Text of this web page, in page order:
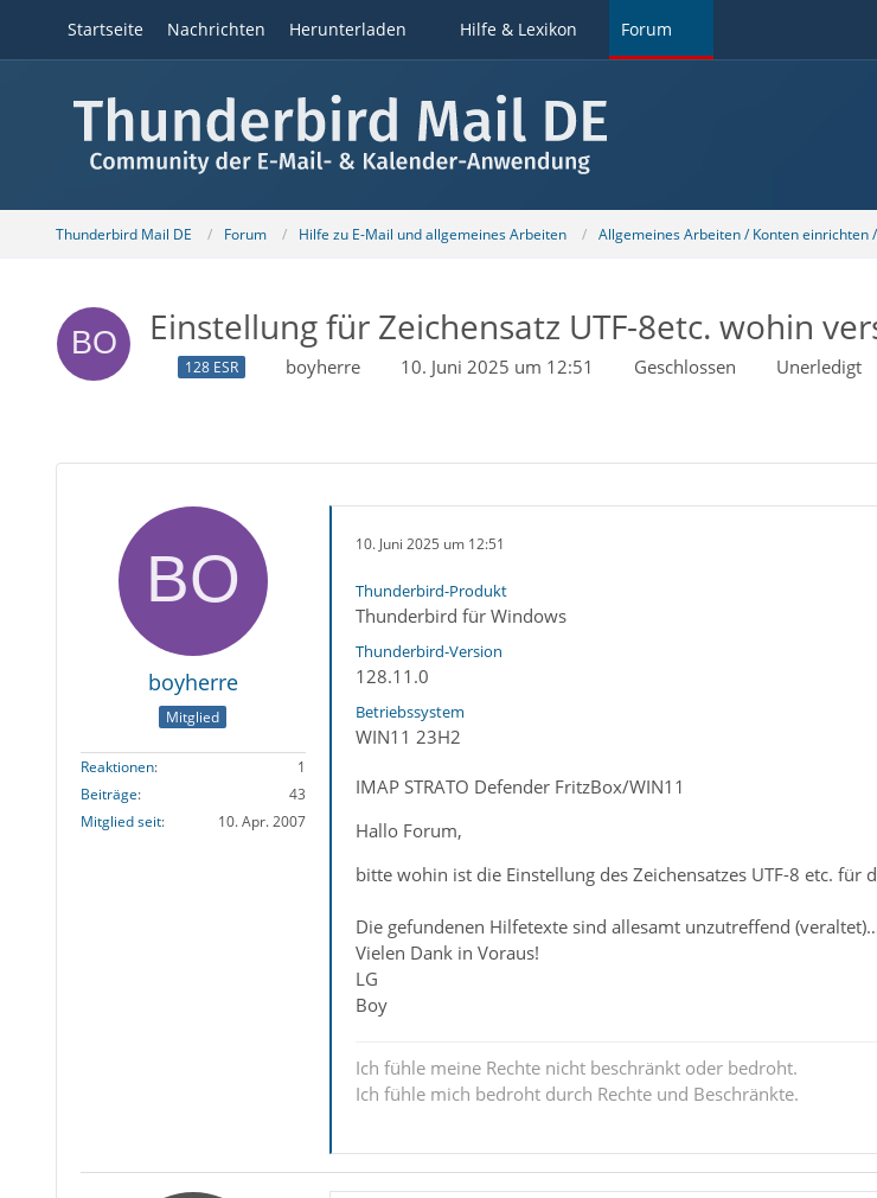
Startseite Nachrichten Herunterladen Hilfe & Lexikon Forum
Thunderbird Mail DE Forum Hilfe zu E-Mail und allgemeines Arbeiten Allgemeines Arbeiten / Konten einrichten
Einstellung für Zeichensatz UTF-8etc. wohin
128 ESR boyherre 10. Juni 2025 um 12:51 Geschlossen Unerledigt
boyherre
Mitglied
Reaktionen
1
Beiträge
43
Mitglied seit
10. Apr. 2007
10. Juni 2025 um 12:51
Thunderbird-Produkt
Thunderbird für Windows
Thunderbird-Version
128.11.0
Betriebssystem
WIN11 23H2
IMAP STRATO Defender FritzBox/WIN11
Hallo Forum,
bitte wohin ist die Einstellung des Zeichensatzes UTF-8 etc. für
Die gefundenen Hilfetexte sind allesamt unzutreffend
Vielen Dank in Voraus!
LG
Boy
Ich fühle meine Rechte nicht beschränkt oder bedroht.
Ich fühle mich bedroht durch Rechte und Beschränkte.